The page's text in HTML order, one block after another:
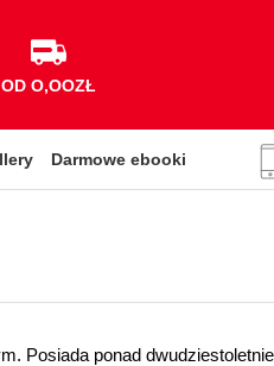
OD O,OOZŁ
Darmowe ebooki
Posiada ponad